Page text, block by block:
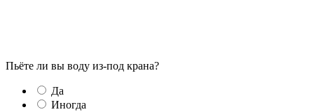
Пьёте ли вы воду из-под крана?
Да
Иногда